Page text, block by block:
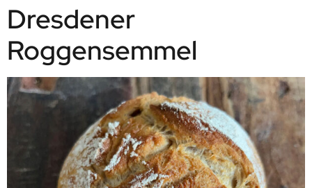
Dresdener
Roggensemmel